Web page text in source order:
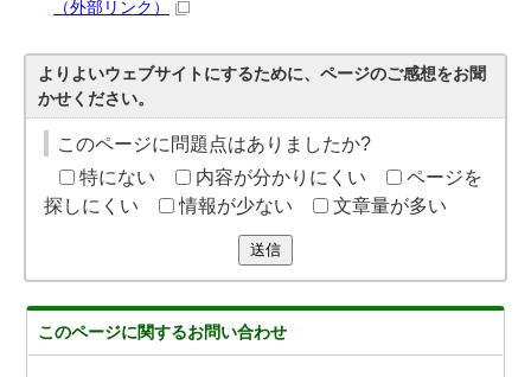
（外部リンク）
よりよいウェブサイトにするために、ページのご感想をお聞
かせください。
このページに問題点はありましたか?
特にない
内容が分かりにくい
ページを
探しにくい
情報が少ない 文章量が多い
送信
このページに関するお問い合わせ